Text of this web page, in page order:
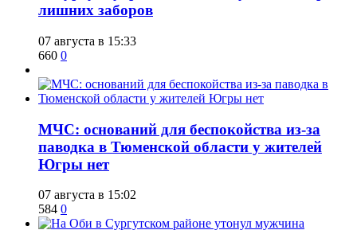
лишних заборов
07 августа в 15:33
660 0
​МЧС: оснований для беспокойства из-за
паводка в Тюменской области у жителей
Югры нет
07 августа в 15:02
584 0